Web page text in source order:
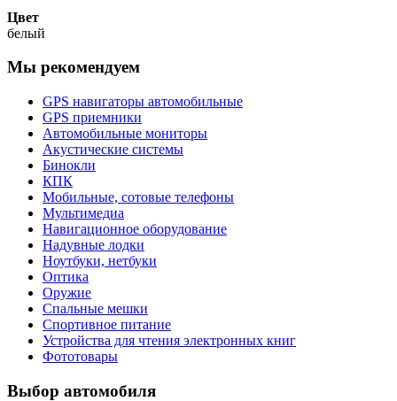
Цвет
белый
Мы рекомендуем
GPS навигаторы автомобильные
GPS приемники
Автомобильные мониторы
Акустические системы
Бинокли
КПК
Мобильные, сотовые телефоны
Мультимедиа
Навигационное оборудование
Надувные лодки
Ноутбуки, нетбуки
Оптика
Оружие
Спальные мешки
Спортивное питание
Устройства для чтения электронных книг
Фототовары
Выбор автомобиля